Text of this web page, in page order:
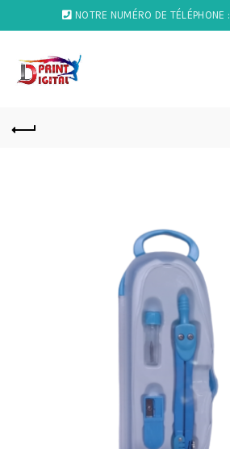
NOTRE NUMÉRO DE TÉLÉPHONE :